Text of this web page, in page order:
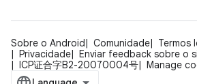
Sobre o Android Comunidade Termos
Privacidade
Enviar feedback sobre o
ICP证合字B2-20070004号
Manage